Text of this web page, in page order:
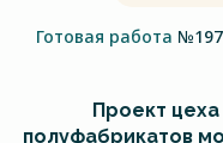
Готовая работа
Проект
полуфабрикатов